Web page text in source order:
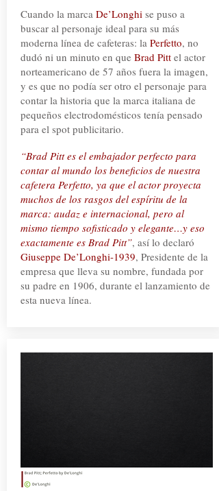
Cuando la marca De’Longhise puso a
buscar al personaje ideal para su más
moderna línea de cafeteras: la Perfetto, no
dudó ni un minuto en que Brad Pittel actor
norteamericano de 57 años fuera la imagen,
y es que no podía ser otro el personaje para
contar la historia que la marca italiana de
pequeños electrodomésticos tenía pensado
para el spot publicitario.
“Brad Pitt es el embajador perfecto para
contar al mundo los beneficios de nuestra
cafetera Perfetto, ya que el actor proyecta
muchos de los rasgos del espíritu de la
marca: audaz e internacional, pero al
mismo tiempo sofisticado y elegante…y eso
exactamente es Brad Pitt”, así lo declaró
Giuseppe De’Longhi-1939, Presidente de la
empresa que lleva su nombre, fundada por
su padre en 1906, durante el lanzamiento de
esta nueva línea.